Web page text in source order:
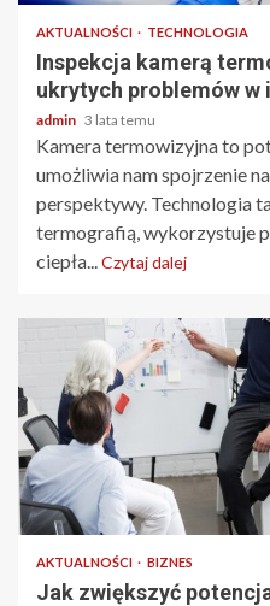
AKTUALNOŚCI TECHNOLOGIA
Inspekcja kamerą
ukrytych problemów w
admin 3 lata temu
Kamera termowizyjna to
umożliwia nam spojrzenie
perspektywy. Technologia
termografią, wykorzystuje
ciepła...Czytaj dalej
2 min odczytu
AKTUALNOŚCI BIZNES
Jak zwiększyć